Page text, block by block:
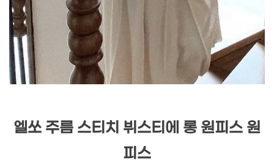
엘쏘 주름 스티치 뷔스티에 롱 원피스 원
피스